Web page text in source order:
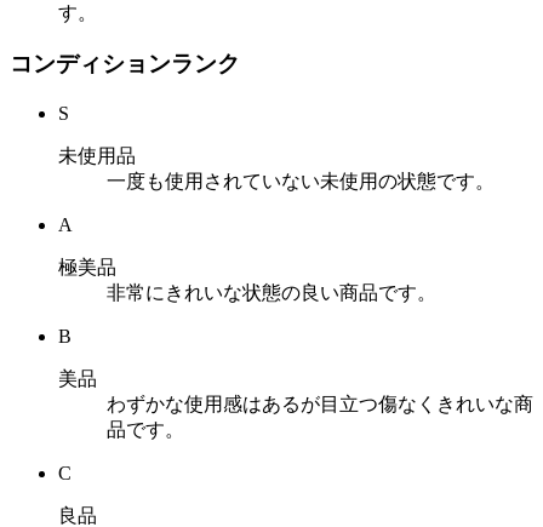
す。
コンディションランク
S
未使用品
一度も使用されていない未使用の状態です。
A
極美品
非常にきれいな状態の良い商品です。
B
美品
わずかな使用感はあるが目立つ傷なくきれいな商
品です。
C
良品